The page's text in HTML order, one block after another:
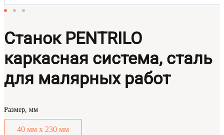
Станок PENTRILO
каркасная система, сталь
для малярных работ
Размер, мм
40 мм х 230 мм